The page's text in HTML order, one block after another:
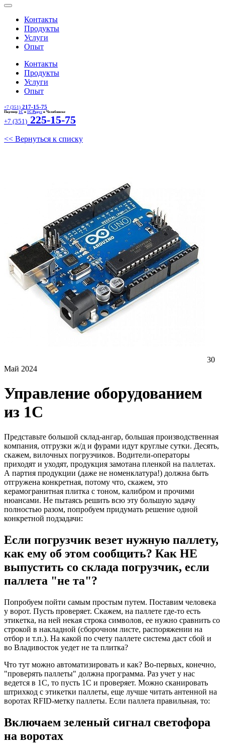
Контакты
Продукты
Услуги
Опыт
Контакты
Продукты
Услуги
Опыт
+7 (351) 217-15-75
Партнер 1С и 1С-Рарус в Челябинске
+7 (351) 225-15-75
<< Вернуться к списку
30
Май 2024
Управление оборудованием
из 1С
Представьте большой склад-ангар, большая производственная
компания, отгрузки ж/д и фурами идут круглые сутки. Десять,
скажем, вилочных погрузчиков. Водители-операторы
приходят и уходят, продукция замотана пленкой на паллетах.
А партия продукции (даже не номенклатура!) должна быть
отгружена конкретная, потому что, скажем, это
керамогранитная плитка с тоном, калибром и прочими
нюансами. Не пытаясь решить всю эту большую задачу
полностью разом, попробуем придумать решение одной
конкретной подзадачи:
Если погрузчик везет нужную паллету,
как ему об этом сообщить? Как НЕ
выпустить со склада погрузчик, если
паллета "не та"?
Попробуем пойти самым простым путем. Поставим человека
у ворот. Пусть проверяет. Скажем, на паллете где-то есть
этикетка, на ней некая строка символов, ее нужно сравнить со
строкой в накладной (сборочном листе, распоряжении на
отбор и т.п.). На какой по счету паллете система даст сбой и
во Владивосток уедет не та плитка?
Что тут можно автоматизировать и как? Во-первых, конечно,
"проверять паллеты" должна программа. Раз учет у нас
ведется в 1С, то пусть 1С и проверяет. Можно сканировать
штрихкод с этикетки паллеты, еще лучше читать антенной на
воротах RFID-метку паллеты. Если паллета правильная, то:
Включаем зеленый сигнал светофора
на воротах